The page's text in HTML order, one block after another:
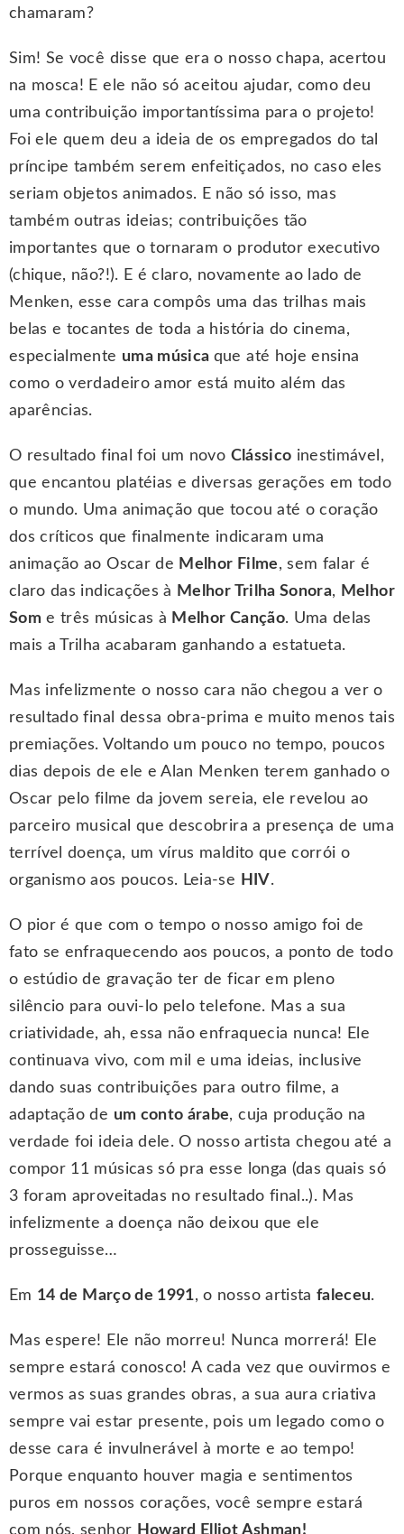
chamaram?
Sim! Se você disse que era o nosso chapa, acertou
na mosca! E ele não só aceitou ajudar, como deu
uma contribuição importantíssima para o projeto!
Foi ele quem deu a ideia de os empregados do tal
príncipe também serem enfeitiçados, no caso eles
seriam objetos animados. E não só isso, mas
também outras ideias; contribuições tão
importantes que o tornaram o produtor executivo
(chique, não?!). E é claro, novamente ao lado de
Menken, esse cara compôs uma das trilhas mais
belas e tocantes de toda a história do cinema,
especialmente uma música que até hoje ensina
como o verdadeiro amor está muito além das
aparências.
O resultado final foi um novo Clássico inestimável,
que encantou platéias e diversas gerações em todo
o mundo. Uma animação que tocou até o coração
dos críticos que finalmente indicaram uma
animação ao Oscar de Melhor Filme, sem falar é
claro das indicações à Melhor Trilha Sonora, Melhor
Som e três músicas à Melhor Canção. Uma delas
mais a Trilha acabaram ganhando a estatueta.
Mas infelizmente o nosso cara não chegou a ver o
resultado final dessa obra-prima e muito menos tais
premiações. Voltando um pouco no tempo, poucos
dias depois de ele e Alan Menken terem ganhado o
Oscar pelo filme da jovem sereia, ele revelou ao
parceiro musical que descobrira a presença de uma
terrível doença, um vírus maldito que corrói o
organismo aos poucos. Leia-se HIV.
O pior é que com o tempo o nosso amigo foi de
fato se enfraquecendo aos poucos, a ponto de todo
o estúdio de gravação ter de ficar em pleno
silêncio para ouvi-lo pelo telefone. Mas a sua
criatividade, ah, essa não enfraquecia nunca! Ele
continuava vivo, com mil e uma ideias, inclusive
dando suas contribuições para outro filme, a
adaptação de um conto árabe, cuja produção na
verdade foi ideia dele. O nosso artista chegou até a
compor 11 músicas só pra esse longa (das quais só
3 foram aproveitadas no resultado final..). Mas
infelizmente a doença não deixou que ele
prosseguisse…
Em 14 de Março de 1991, o nosso artistafaleceu.
Mas espere! Ele não morreu! Nunca morrerá! Ele
sempre estará conosco! A cada vez que ouvirmos e
vermos as suas grandes obras, a sua aura criativa
sempre vai estar presente, pois um legado como o
desse cara é invulnerável à morte e ao tempo!
Porque enquanto houver magia e sentimentos
puros em nossos corações, você sempre estará
com nós, senhor Howard Elliot Ashman!